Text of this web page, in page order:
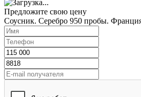
Предложите свою цену
Соусник. Серебро 950 пробы.